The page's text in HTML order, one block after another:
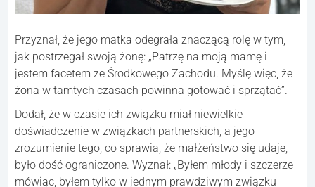
Przyznał, że jego matka odegrała znaczącą rolę w tym,
jak postrzegał swoją żonę: „Patrzę na moją mamę i
jestem facetem ze Środkowego Zachodu. Myślę więc, że
żona w tamtych czasach powinna gotować i sprzątać”.
Dodał, że w czasie ich związku miał niewielkie
doświadczenie w związkach partnerskich, a jego
zrozumienie tego, co sprawia, że ​​małżeństwo się udaje,
było dość ograniczone. Wyznał: „Byłem młody i szczerze
mówiąc, byłem tylko w jednym prawdziwym związku